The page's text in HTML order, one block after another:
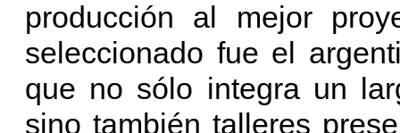
producción al mejor
seleccionado fue el
que no sólo integra un
sino también talleres